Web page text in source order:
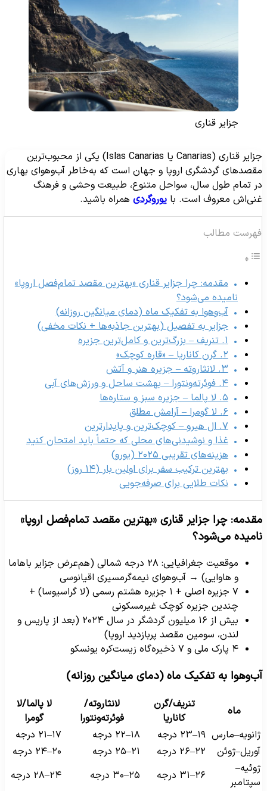
جزایر قناری
جزایر قناری (Canarias یا Islas Canarias) یکی از محبوب‌ترین
گردشگری اروپا و جهان است که به‌خاطر آب‌وهوای بهاری
تمام طول سال، سواحل متنوع، طبیعت وحشی و فرهنگ
معروف است. بایوروگردیهمراه باشید.
مطالب
مقدمه: چرا جزایر قناری «بهترین مقصد تمام‌فصل اروپا»
نامیده می‌شود؟
آب‌وهوا به تفکیک ماه (دمای میانگین روزانه)
جزایر به تفصیل (بهترین جاذبه‌ها + نکات مخفی)
۱. تنریف – بزرگ‌ترین و کامل‌ترین جزیره
۲. گرن کاناریا – «قاره کوچک»
۳. لانثاروته – جزیره هنر و آتش
۴. فوئرته‌ونتورا – بهشت ساحل و ورزش‌های آبی
۵. لا پالما – جزیره سبز و ستاره‌ها
۶. لا گومرا – آرامش مطلق
۷. ال هیرو – کوچک‌ترین و پایدارترین
غذا و نوشیدنی‌های محلی که حتماً باید امتحان کنید
هزینه‌های تقریبی ۲۰۲۵ (یورو)
بهترین ترکیب سفر برای اولین بار (۱۴ روز)
نکات طلایی برای صرفه‌جویی
چرا جزایر قناری «بهترین مقصد تمام‌فصل اروپا»
می‌شود؟
موقعیت جغرافیایی: ۲۸ درجه شمالی (هم‌عرض جزایر باهاما
و هاوایی) → آب‌وهوای نیمه‌گرمسیری اقیانوسی
۷ جزیره اصلی + ۱ جزیره هشتم رسمی (لا گراسیوسا) +
چندین جزیره کوچک غیرمسکونی
بیش از ۱۶ میلیون گردشگر در سال ۲۰۲۴ (بعد از پاریس و
لندن، سومین مقصد پربازدید اروپا)
به تفکیک ماه (دمای میانگین روزانه)
ماه
تنریف/گرن
کاناریا
لانثاروته/
فوئرته‌ونتورا
لا پالما/لا
گومرا
ژانویه–مارس ۱۹–۲۳ درجه ۱۸–۲۲ درجه
۱۷–۲۱ درجه
آوریل–ژوئن
۲۲–۲۶ درجه ۲۱–۲۵ درجه
۲۰–۲۴ درجه
ژوئیه–
سپتامبر
۲۶–۳۱ درجه ۲۵–۳۰ درجه
۲۴–۲۸ درجه